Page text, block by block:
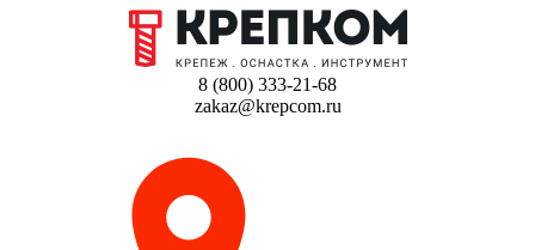
8 (800) 333-21-68
zakaz@krepcom.ru